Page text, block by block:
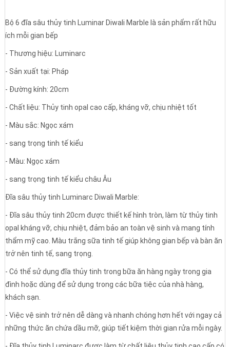
Bộ 6 đĩa sâu thủy tinh Luminar Diwali Marble là sản phẩm rất hữu
ích mỗi gian bếp
- Thương hiệu: Luminarc
- Sản xuất tại: Pháp
- Đường kính: 20cm
- Chất liệu: Thủy tinh opal cao cấp, kháng vỡ, chịu nhiệt tốt
- Màu sắc: Ngọc xám
- sang trọng tinh tế kiểu
- Màu: Ngọc xám
- sang trọng tinh tế kiểu châu Âu
Đĩa sâu thủy tinh Luminarc Diwali Marble:
- Đĩa sâu thủy tinh 20cm được thiết kế hình tròn, làm từ thủy tinh
opal kháng vỡ, chịu nhiệt, đảm bảo an toàn vệ sinh và mang tính
thẩm mỹ cao. Màu trắng sữa tinh tế giúp không gian bếp và bàn ăn
trở nên tinh tế, sang trọng.
- Có thể sử dụng đĩa thủy tinh trong bữa ăn hàng ngày trong gia
đình hoặc dùng để sử dụng trong các bữa tiệc của nhà hàng,
khách sạn.
- Việc vệ sinh trở nên dễ dàng và nhanh chóng hơn hết với ngay cả
những thức ăn chứa dầu mỡ, giúp tiết kiệm thời gian rửa mỗi ngày.